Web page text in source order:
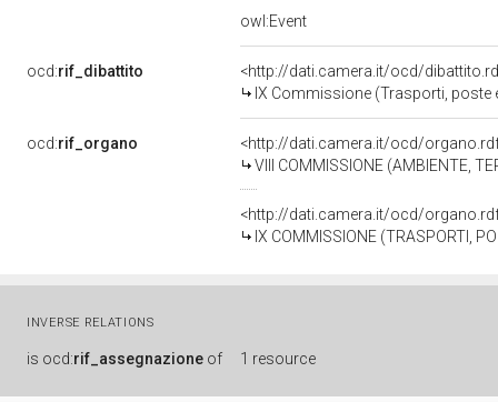
owl:Event
ocd:rif_dibattito
<http://dati.camera.it/ocd/
IX Commissione (Trasporti,
ocd:rif_organo
<http://dati.camera.it/ocd/
VIII COMMISSIONE (AMBIENTE,
<http://dati.camera.it/ocd/
IX COMMISSIONE (TRASPORTI,
INVERSE RELATIONS
is ocd:rif_assegnazione of 1 resource